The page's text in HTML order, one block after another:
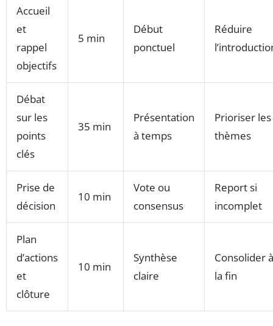
Accueil
et
rappel
objectifs
5 min
Début
ponctuel
Réduire
Débat
sur les
points
clés
35 min
Présentation
à temps
Prioriser les
thèmes
Prise de
décision
10 min
Vote ou
consensus
Report si
incomplet
Plan
d’actions
et
clôture
10 min
Synthèse
claire
Consolider à
la fin